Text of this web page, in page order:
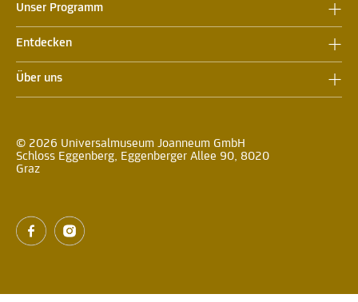
Unser Programm
Entdecken
Über uns
© 2026 Universalmuseum Joanneum GmbH
Schloss Eggenberg, Eggenberger Allee 90, 8020
Graz